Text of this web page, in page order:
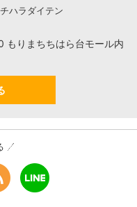
ハラダイテン
もりまちちはら台モール内